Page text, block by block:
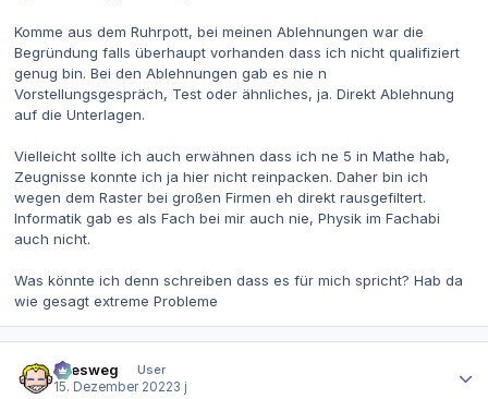
Komme aus dem Ruhrpott, bei meinen Ablehnungen war die
Begründung falls überhaupt vorhanden dass ich nicht qualifiziert
genug bin. Bei den Ablehnungen gab es nie n
Vorstellungsgespräch, Test oder ähnliches, ja. Direkt Ablehnung
auf die Unterlagen.
Vielleicht sollte ich auch erwähnen dass ich ne 5 in Mathe hab,
Zeugnisse konnte ich ja hier nicht reinpacken. Daher bin ich
wegen dem Raster bei großen Firmen eh direkt rausgefiltert.
Informatik gab es als Fach bei mir auch nie, Physik im Fachabi
auch nicht.
Was könnte ich denn schreiben dass es für mich spricht? Hab da
wie gesagt extreme Probleme
allesweg
User
15. Dezember 20223 j